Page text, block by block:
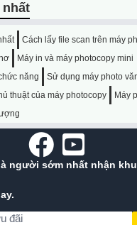
nhất
Cách lấy file scan trên máy
Máy in và máy photocopy mini
năng
Sử dụng máy photo
thuật của máy photocopy
Máy
người sớm nhất nhận